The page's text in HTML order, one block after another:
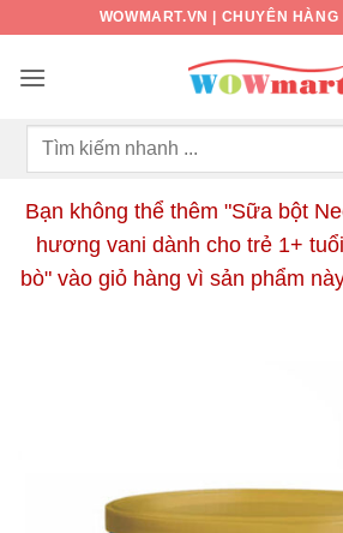
nội
WOWMART.VN | CHUYÊN
Tìm
Bạn không thể thêm "Sữa bột
hương vani dành cho trẻ 1+
bò" vào giỏ hàng vì sản phẩm